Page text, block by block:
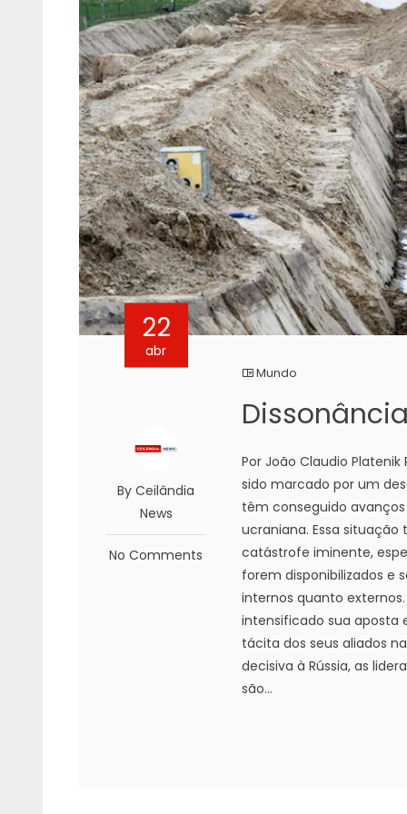
22
abr
By Ceilândia
News
No Comments
Mundo
Por João Claudio
sido marcado por um
têm conseguido
ucraniana. Essa
catástrofe iminente,
forem disponibilizados e
internos quanto
intensificado sua aposta
tácita dos seus aliados
decisiva à Rússia, as
são...